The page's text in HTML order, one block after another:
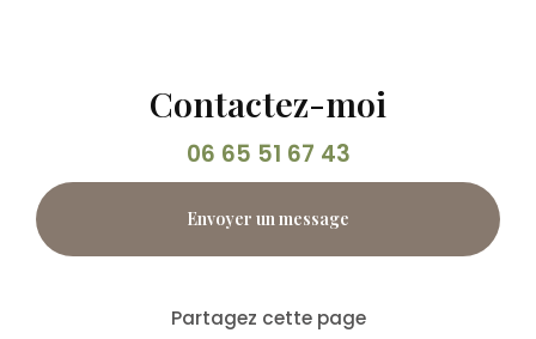
Contactez-moi
06 65 51 67 43
Envoyer un message
Partagez cette page